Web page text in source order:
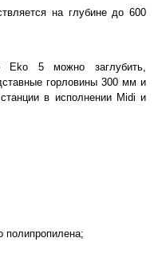
на глубине до 600
Eko 5 можно заглубить,
горловины 300 мм и
в исполнении Midi и
полипропилена;